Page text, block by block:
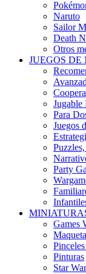
Naruto
Sailor
Death
Otros
JUEGOS DE
Jugable
Para
Juegos
Party
Games
Pinturas
Star